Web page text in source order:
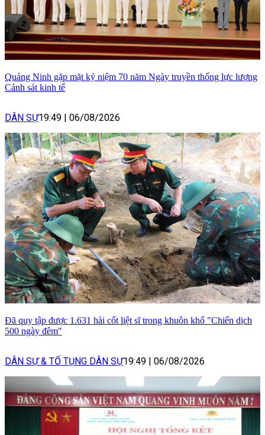
Quảng Ninh gặp mặt kỷ niệm 70 năm Ngày truyền thống lực lượng
Cảnh sát kinh tế
DÂN SỰ19:49 06/08/2026
Đã quy tập được 1.631 hài cốt liệt sĩ trong khuôn khổ "Chiến dịch
500 ngày đêm"
DÂN SỰ & TỐ TỤNG DÂN SỰ19:49 06/08/2026